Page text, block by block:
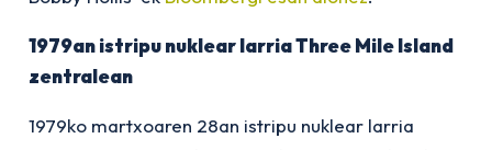
1979an istripu nuklear larria Three Mile Island
zentralean
1979ko martxoaren 28an istripu nuklear larria